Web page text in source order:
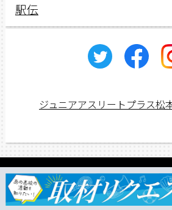
駅伝
ジュニアアスリートプラス松